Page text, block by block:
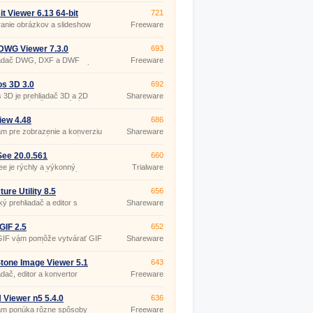
užívateľov od českej
Zoner. S týmto
môžete fotky nie len
Viewer 6.13 64-bit
obrázkov a slideshow
721
Freeware
Viewer 7.3.0
DWG, DXF a DWF
spolu so sprievodnými
693
Freeware
3D 3.0
3D je prehliadač 3D a 2D
a prehrávač multimédií, s
692
Shareware
4.48
pre zobrazenie a konverziu
radu grafických formátov
XPM, XBM, TGA).
686
Shareware
20.0.561
je rýchly a výkonný
a prehliadač grafických
660
Trialware
Utility 8.5
prehliadač a editor s
MP3, WAV, AVI, MPEG,
WMA, CD audio.
656
Shareware
2.5
vám pomôže vytvárať GIF
z príkazového riadka v
BMP, JPEG (JPG), GIF,
PNG, TGA, PCX, WMF,
652
Shareware
Image Viewer 5.1
editor a konvertor
643
Freeware
účely)
Viewer n5 5.4.0
ponúka rôzne spôsoby
636
Freeware